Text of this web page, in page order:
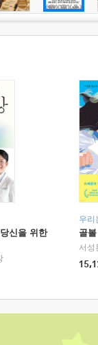
신을 위한
우리
골볼
서성